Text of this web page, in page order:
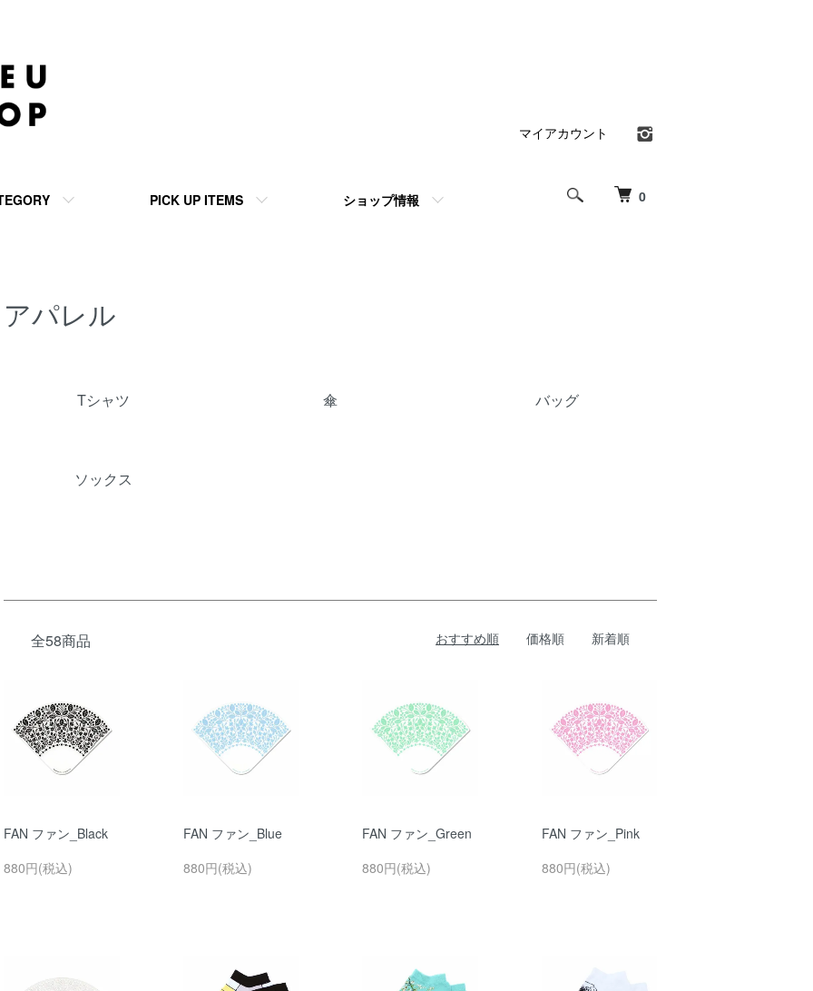
0
PICK UP ITEMS ショップ情報
マイアカウント
アパレル
Tシャツ
傘 バッグ
ソックス
全58商品 おすすめ順 価格順 新着順
FAN ファン_Black
880円(税込)
FAN ファン_Blue
880円(税込)
FAN ファン_Green
880円(税込)
FAN ファン_Pink
880円(税込)